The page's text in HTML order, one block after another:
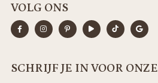
VOLG ONS
SCHRIJF JE IN VOOR ONZE